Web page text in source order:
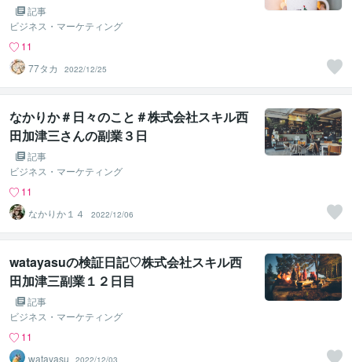
記事
ビジネス・マーケティング
11
77タカ
2022/12/25
なかりか＃日々のこと＃株式会社スキル西
田加津三さんの副業３日
記事
ビジネス・マーケティング
11
なかりか１４
2022/12/06
watayasuの検証日記♡株式会社スキル西
田加津三副業１２日目
記事
ビジネス・マーケティング
11
watayasu
2022/12/03